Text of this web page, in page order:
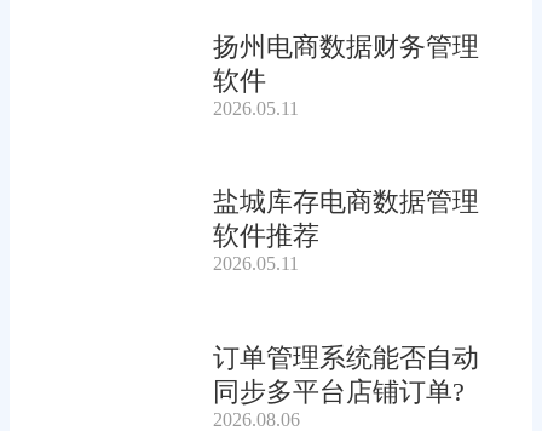
扬州电商数据财务管理
软件
2026.05.11
盐城库存电商数据管理
软件推荐
2026.05.11
订单管理系统能否自动
同步多平台店铺订单?
2026.08.06